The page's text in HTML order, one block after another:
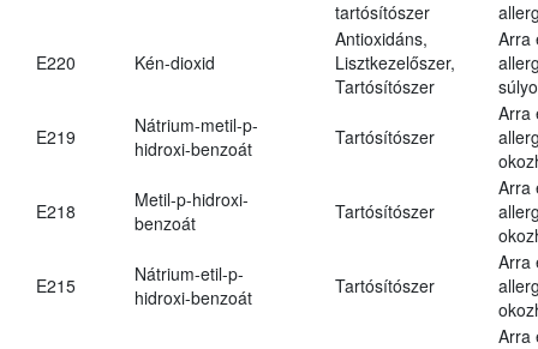
tartósítószer
E220 Kén-dioxid
Antioxidáns,
Lisztkezelőszer,
Tartósítószer
Arra
E219
Nátrium-metil-p-
hidroxi-benzoát
Tartósítószer
Arra
E218
Metil-p-hidroxi-
benzoát
Tartósítószer
Arra
E215
Nátrium-etil-p-
hidroxi-benzoát
Tartósítószer
Arra
Arra